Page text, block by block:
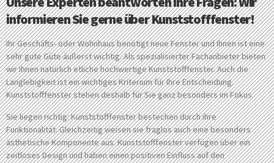
informieren Sie gerne über Kunststofffenster!
Ihr Geschäfts- oder Wohnhaus benötigt neue Fenster und Ihnen ist eine
sehr gute Güte äußerst wichtig. Als spezialisierter Fachanbieter bieten
wir Ihnen natürlich etliche hochwertige Kunststofffenster. Auch die
Langlebigkeit ist ein wichtiges Kriterium für Ihre Entscheidung.
Kunststofffenster stehen deshalb für Sie ganz besonders im Fokus.
Sie liegen richtig: Kunststofffenster bestechen durch ihre
Funktionalität. Gleichzeitig weisen sie fraglos auch eine besonders
ästhetische Komponente aus. Kunststofffenster verfügen über ein
zeitloses Design und haben einen positiven Einfluss auf den